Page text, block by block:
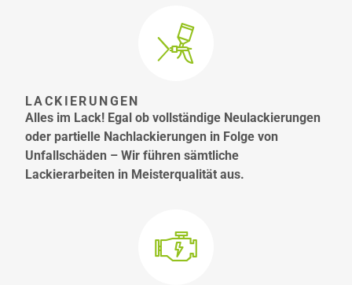
LACKIERUNGEN
Alles im Lack! Egal ob vollständige Neulackierungen
oder partielle Nachlackierungen in Folge von
Unfallschäden – Wir führen sämtliche
Lackierarbeiten in Meisterqualität aus.